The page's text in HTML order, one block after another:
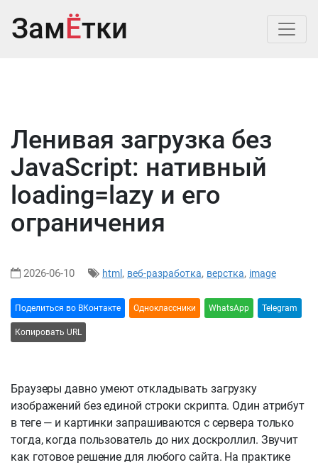
ЗамЁтки
Ленивая загрузка без
JavaScript: нативный
loading=lazy и его
ограничения
2026-06-10 html , веб-разработка, верстка, image
Поделиться во ВКонтакте Oдноклассники WhatsApp Telegram
Копировать URL
Браузеры давно умеют откладывать загрузку
изображений без единой строки скрипта. Один атрибут
в теге — и картинки запрашиваются с сервера только
тогда, когда пользователь до них доскроллил. Звучит
как готовое решение для любого сайта. На практике